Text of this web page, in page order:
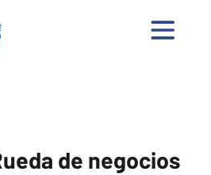
de negocios